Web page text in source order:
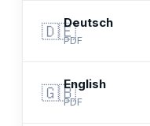
🇩🇪Deutsch
PDF
🇬🇧English
PDF